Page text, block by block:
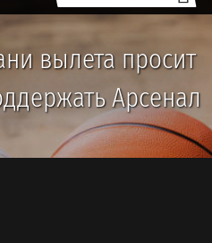
вылета просит
Арсенал